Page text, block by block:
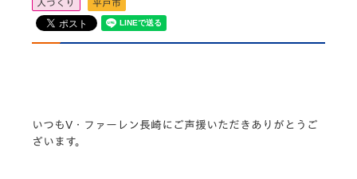
人づくり 平戸市
いつもV・ファーレン長崎にご声援いただきありがとうご
ざいます。